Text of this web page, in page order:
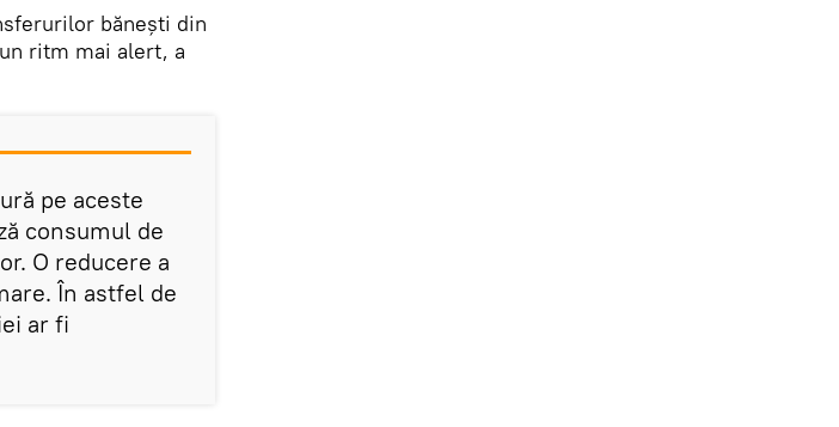
bănești din
ritm mai alert, a
pe aceste
consumul de
O reducere a
În astfel de
ar fi